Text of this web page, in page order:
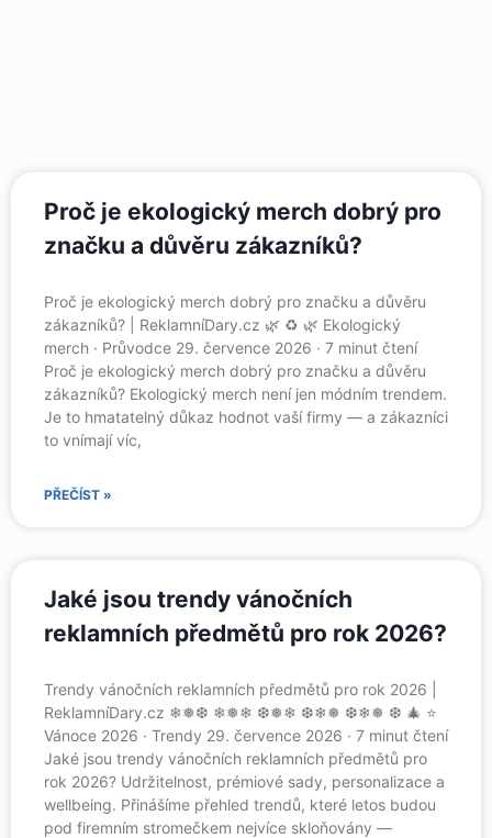
Proč je ekologický merch dobrý pro
značku a důvěru zákazníků?
Proč je ekologický merch dobrý pro značku a důvěru
zákazníků? | ReklamníDary.cz 🌿 ♻️ 🌿 Ekologický
merch · Průvodce 29. července 2026 · 7 minut čtení
Proč je ekologický merch dobrý pro značku a důvěru
zákazníků? Ekologický merch není jen módním trendem.
Je to hmatatelný důkaz hodnot vaší firmy — a zákazníci
to vnímají víc,
PŘEČÍST »
Jaké jsou trendy vánočních
reklamních předmětů pro rok 2026?
Trendy vánočních reklamních předmětů pro rok 2026 |
ReklamníDary.cz ❄❅❆ ❄❅❄ ❆❅❄ ❆❄❅ ❆❄❅ ❆ 🎄 ⭐
Vánoce 2026 · Trendy 29. července 2026 · 7 minut čtení
Jaké jsou trendy vánočních reklamních předmětů pro
rok 2026? Udržitelnost, prémiové sady, personalizace a
wellbeing. Přinášíme přehled trendů, které letos budou
pod firemním stromečkem nejvíce skloňovány —